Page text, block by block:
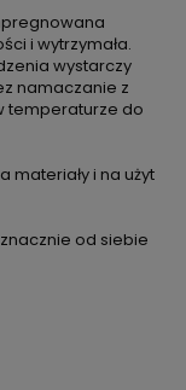
i wytrzymała.
wystarczy
namaczanie z
temperaturze do
materiały i na użyt
od siebie